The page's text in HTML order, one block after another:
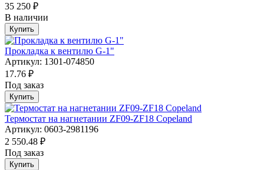
35 250 ₽
В наличии
Купить
Прокладка к вентилю G-1"
Артикул: 1301-074850
17.76 ₽
Под заказ
Купить
Термостат на нагнетании ZF09-ZF18 Copeland
Артикул: 0603-2981196
2 550.48 ₽
Под заказ
Купить